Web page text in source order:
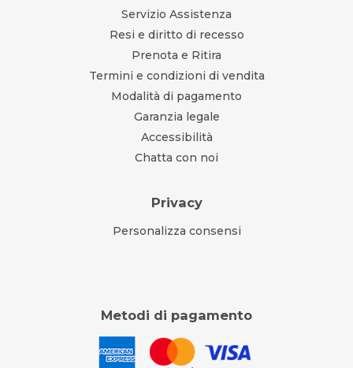
Servizio Assistenza
Resi e diritto di recesso
Prenota e Ritira
Termini e condizioni di vendita
Modalità di pagamento
Garanzia legale
Accessibilità
Chatta con noi
Privacy
Personalizza consensi
Metodi di pagamento